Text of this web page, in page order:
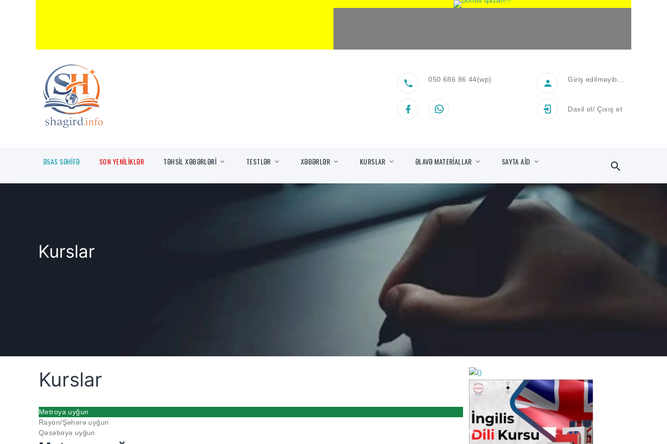
050 686 86 44(wp) Giriş edilməyib...
Daxil ol/ Çıxış et
ƏSAS SƏHİFƏ SON YENİLİKLƏR TƏHSİL XƏBƏRLƏRİ TESTLƏR XƏBƏRLƏR KURSLAR ƏLAVƏ MATERİALLAR SAYTA AİD
Kurslar
Kurslar
Metroya uyğun
Rayon/Şəhərə uyğun
Qəsəbəyə uyğun
https://wa.me/994552244433